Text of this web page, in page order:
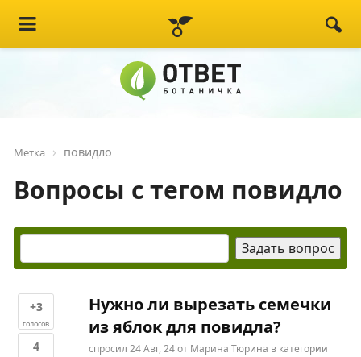
Метка повидло
Вопросы с тегом повидло
+3
голосов
4
Нужно ли вырезать семечки
из яблок для повидла?
спросил 24 Авг, 24от Марина Тюрина в категории